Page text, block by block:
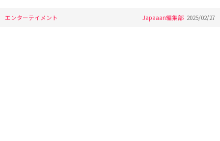
エンターテイメント Japaaan編集部 2025/02/27